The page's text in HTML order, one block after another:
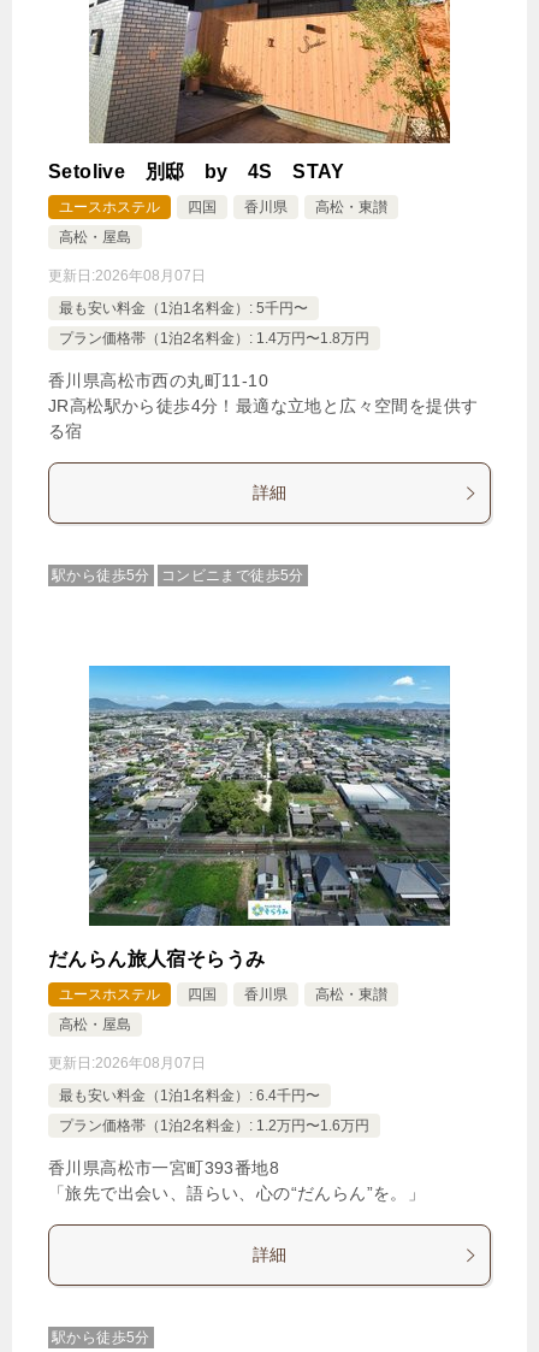
Setolive 別邸 by 4S STAY
ユースホステル 四国 香川県
高松・東讃
高松・屋島
更新日:2026年08月07日
最も安い料金（1泊1名料金）: 5千円〜
プラン価格帯（1泊2名料金）: 1.4万円〜1.8万円
香川県高松市西の丸町11‐10
JR高松駅から徒歩4分！最適な立地と広々空間を提供す
る宿
詳細
駅から徒歩5分 コンビニまで徒歩5分
だんらん旅人宿そらうみ
ユースホステル 四国 香川県
高松・東讃
高松・屋島
更新日:2026年08月07日
最も安い料金（1泊1名料金）: 6.4千円〜
プラン価格帯（1泊2名料金）: 1.2万円〜1.6万円
香川県高松市一宮町393番地8
「旅先で出会い、語らい、心の“だんらん”を。」
詳細
駅から徒歩5分